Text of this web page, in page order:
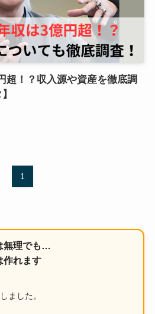
超！？収入源や資産を徹底調
1
無理でも…
作れます
ました。